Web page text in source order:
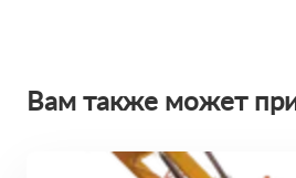
Вам также может